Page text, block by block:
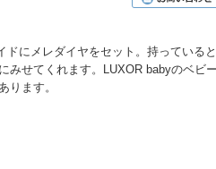
ドにメレダイヤをセット。持っている
みせてくれます。LUXOR babyのベビ
ります。